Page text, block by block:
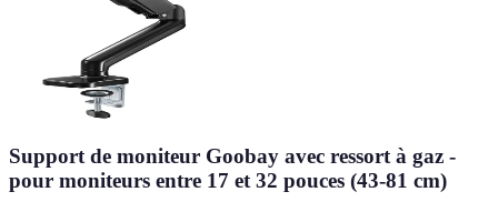
Support de moniteur Goobay avec ressort à gaz -
pour moniteurs entre 17 et 32 pouces (43-81 cm)